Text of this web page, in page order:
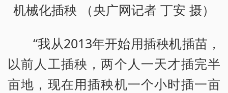
机械化插秧 （央广网记者 丁安 摄）
“我从2013年开始用插秧机插苗，
以前人工插秧，两个人一天才插完半
亩地，现在用插秧机一个小时插一亩